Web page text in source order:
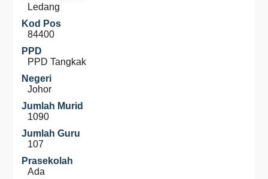
Ledang
Kod Pos
84400
PPD
PPD Tangkak
Negeri
Johor
Jumlah Murid
1090
Jumlah Guru
107
Prasekolah
Ada